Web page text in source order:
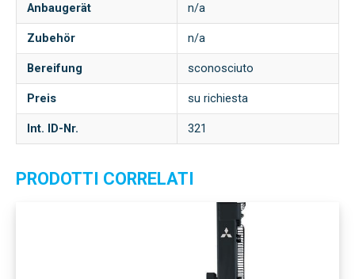
Anbaugerät n/a
Zubehör n/a
Bereifung sconosciuto
Preis su richiesta
Int. ID-Nr. 321
PRODOTTI CORRELATI